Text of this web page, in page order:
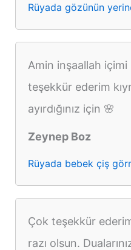
Rüyada gözünün
Amin inşaallah içimi
teşekkür ederim
ayırdığınız için 🌸
Zeynep Boz
Rüyada bebek çiş
Çok teşekkür
razı olsun.